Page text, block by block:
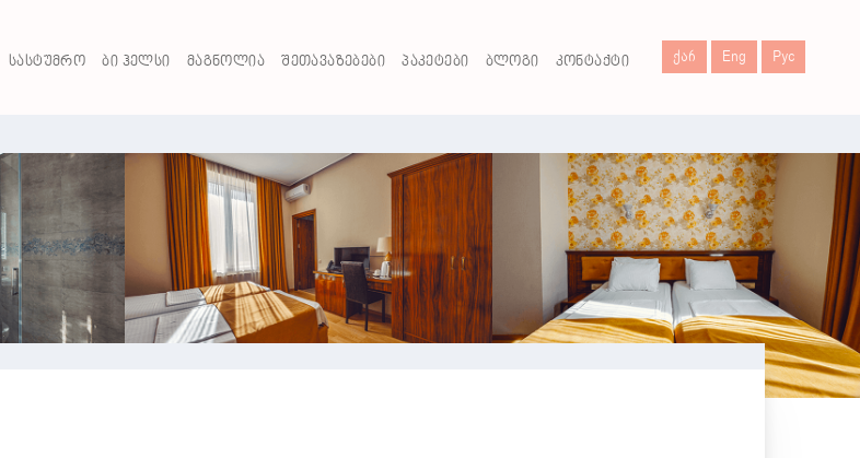
Ქარ Eng Рус
ᲡᲐᲡᲢᲣᲛᲠᲝ ᲑᲘ ᲰᲔᲚᲡᲘ ᲛᲐᲒᲜᲝᲚᲘᲐ ᲨᲔᲗᲐᲕᲐᲖᲔᲑᲔᲑᲘ ᲞᲐᲙᲔᲢᲔᲑᲘ ᲑᲚᲝᲒᲘ ᲙᲝᲜᲢᲐᲥᲢᲘ